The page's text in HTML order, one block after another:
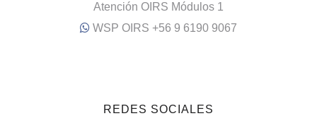
Atención OIRS Módulos 1
WSP OIRS +56 9 6190 9067
REDES SOCIALES